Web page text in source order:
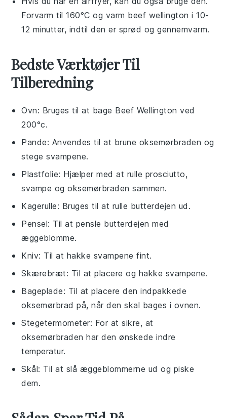
Forvarm til 160°C og varm beef wellington i 10-
12 minutter, indtil den er sprød og gennemvarm.
Bedste Værktøjer Til
Tilberedning
Ovn: Bruges til at bage Beef Wellington ved
200°c.
Pande: Anvendes til at brune oksemørbraden og
stege svampene.
Plastfolie: Hjælper med at rulle prosciutto,
svampe og oksemørbraden sammen.
Kagerulle: Bruges til at rulle butterdejen ud.
Pensel: Til at pensle butterdejen med
æggeblomme.
Kniv: Til at hakke svampene fint.
Skærebræt: Til at placere og hakke svampene.
Bageplade: Til at placere den indpakkede
oksemørbrad på, når den skal bages i ovnen.
Stegetermometer: For at sikre, at
oksemørbraden har den ønskede indre
temperatur.
Skål: Til at slå æggeblommerne ud og piske
dem.